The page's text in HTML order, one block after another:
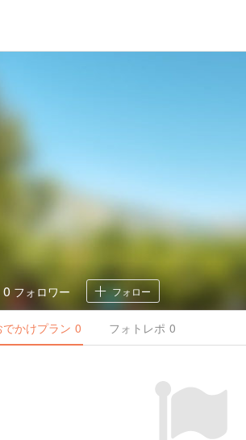
0 フォロワー フォロー
でかけプラン 0 フォトレポ 0